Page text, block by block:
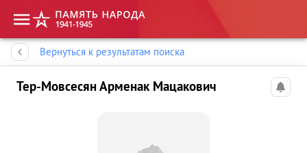
Вернуться к результатам поиска
Тер-Мовсесян Арменак Мацакович
Память народа